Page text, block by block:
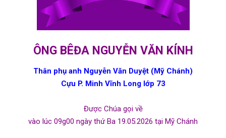
ÔNG BÊĐA NGUYỄN VĂN KÍNH
Thân phụ anh Nguyễn Văn Duyệt (Mỹ Chánh)
Cựu P. Minh Vĩnh Long lớp 73
Được Chúa gọi về
vào lúc 09g00 ngày thứ Ba 19.05.2026 tại Mỹ Chánh